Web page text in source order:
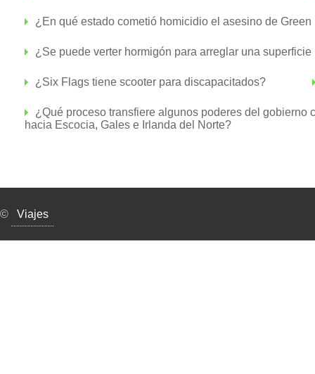
¿En qué estado cometió homicidio el asesino de Green
¿Se puede verter hormigón para arreglar una
¿Six Flags tiene scooter para discapacitados?
¿Qué proceso transfiere algunos poderes del
hacia Escocia, Gales e Irlanda del Norte?
© Viajes